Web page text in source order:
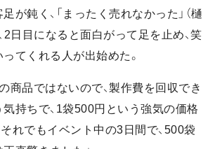
が鈍く、「まったく売れなかった」（樋
2日目になると面白がって足を止め、笑
てくれる人が出始めた。
商品ではないので、製作費を回収でき
持ちで、1袋500円という強気の価格
れでもイベント中の3日間で、500袋